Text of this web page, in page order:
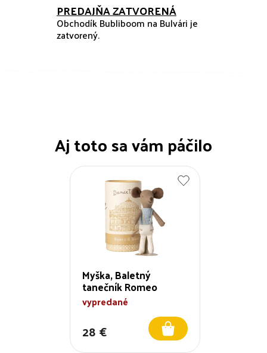
PREDAJŇA ZATVORENÁ
Obchodík Bubliboom na Bulvári je
zatvorený.
Aj toto sa vám páčilo
Myška, Baletný
tanečník Romeo
vypredané
28 €